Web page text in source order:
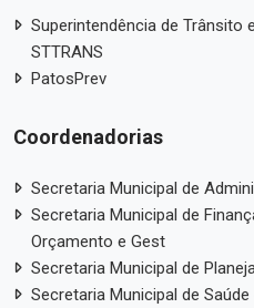
Superintendência de Trânsito
STTRANS
PatosPrev
Coordenadorias
Secretaria Municipal de
Secretaria Municipal de
Orçamento e Gest
Secretaria Municipal de
Secretaria Municipal de